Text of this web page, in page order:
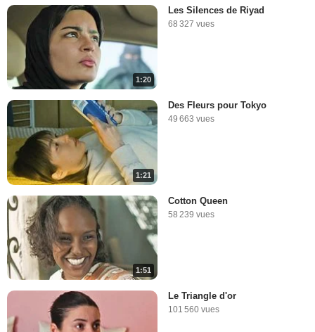
1:20
Les Silences de Riyad
68 327 vues
1:21
Des Fleurs pour Tokyo
49 663 vues
1:51
Cotton Queen
58 239 vues
Le Triangle d'or
101 560 vues